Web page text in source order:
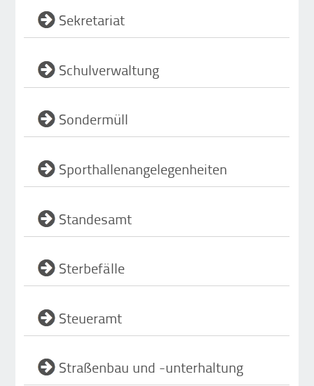
Sekretariat
Schulverwaltung
Sondermüll
Sporthallenangelegenheiten
Standesamt
Sterbefälle
Steueramt
Straßenbau und -unterhaltung